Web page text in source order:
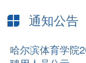
通知公告
当前位
哈尔滨体育学院